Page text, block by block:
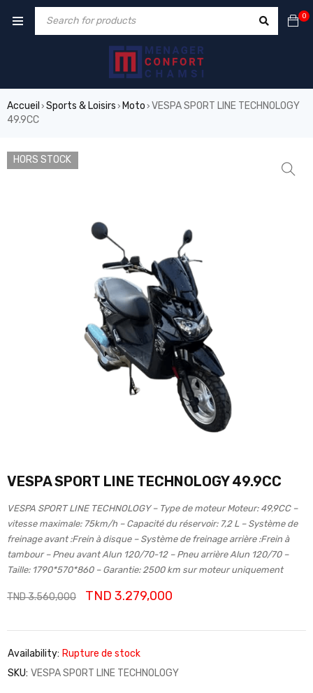
0
Accueil › Sports & Loisirs › Moto › VESPA SPORT LINE TECHNOLOGY
49.9CC
HORS STOCK
VESPA SPORT LINE TECHNOLOGY 49.9CC
VESPA SPORT LINE TECHNOLOGY – Type de moteur Moteur: 49,9CC –
vitesse maximale: 75km/h – Capacité du réservoir: 7,2 L – Système de
freinage avant :Frein à disque – Système de freinage arrière :Frein à
tambour – Pneu avant Alun 120/70-12 – Pneu arrière Alun 120/70 –
Taille: 1790*570*860 – Garantie: 2500 km sur moteur uniquement
TND3.560,000 TND 3.279,000
Availability: Rupture de stock
SKU: VESPA SPORT LINE TECHNOLOGY